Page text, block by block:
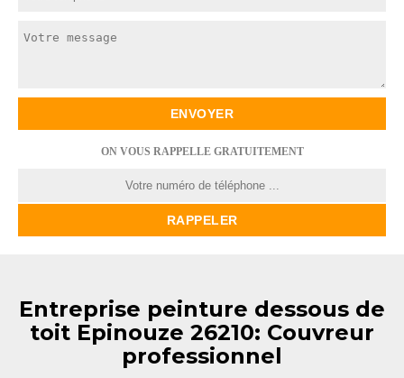
ON VOUS RAPPELLE GRATUITEMENT
Entreprise peinture dessous de
toit Epinouze 26210: Couvreur
professionnel